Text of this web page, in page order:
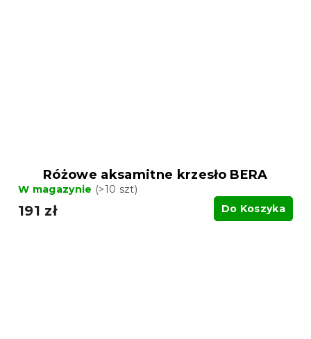
Różowe aksamitne krzesło BERA
W magazynie (>10 szt)
191 zł Do Koszyka